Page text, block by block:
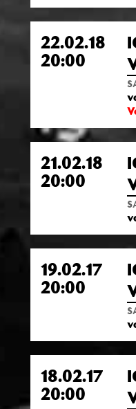
22.02.18
20:00
21.02.18
20:00
19.02.17
20:00
18.02.17
20:00